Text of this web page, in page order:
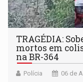
TRAGÉDIA:
mortos em
na BR-364
Polícia 06 de